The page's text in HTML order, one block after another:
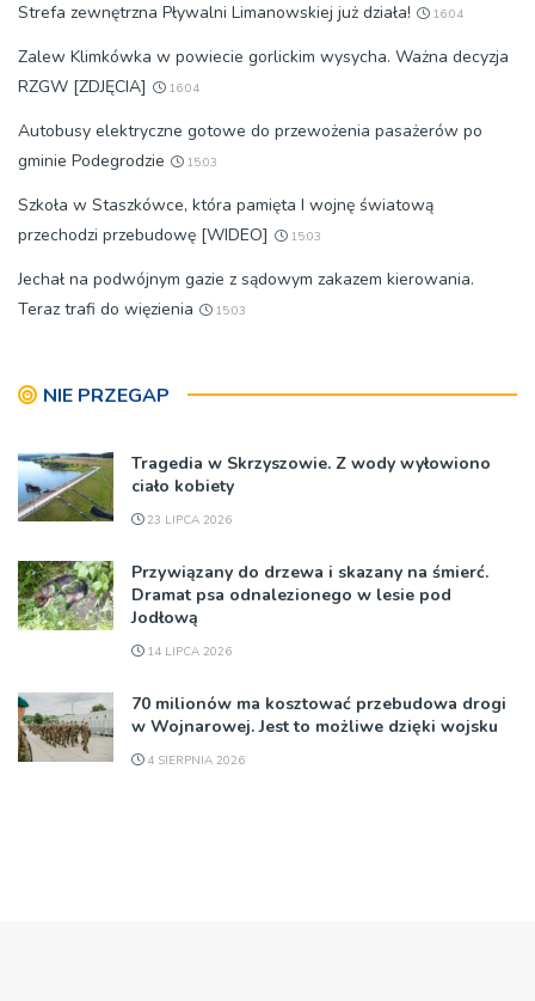
Strefa zewnętrzna Pływalni Limanowskiej już działa! 16:04
Zalew Klimkówka w powiecie gorlickim wysycha. Ważna decyzja
RZGW [ZDJĘCIA]
16:04
Autobusy elektryczne gotowe do przewożenia pasażerów po
gminie Podegrodzie
15:03
Szkoła w Staszkówce, która pamięta I wojnę światową
przechodzi przebudowę [WIDEO]
15:03
Jechał na podwójnym gazie z sądowym zakazem kierowania.
Teraz trafi do więzienia
15:03
NIE PRZEGAP
Tragedia w Skrzyszowie. Z wody wyłowiono
ciało kobiety
23 LIPCA 2026
Przywiązany do drzewa i skazany na śmierć.
Dramat psa odnalezionego w lesie pod
Jodłową
14 LIPCA 2026
70 milionów ma kosztować przebudowa drogi
w Wojnarowej. Jest to możliwe dzięki wojsku
4 SIERPNIA 2026